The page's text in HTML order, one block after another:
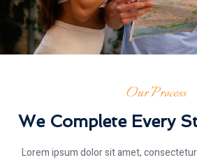
Our Process
We Complete Every
Lorem ipsum dolor sit amet,